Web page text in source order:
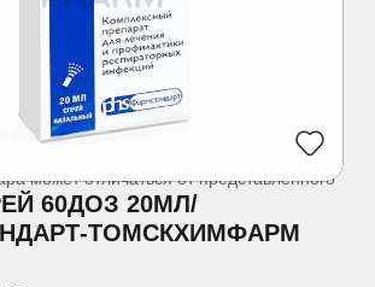
может отличаться от представленного
60ДОЗ 20МЛ/
ТОМСКХИМФАРМ